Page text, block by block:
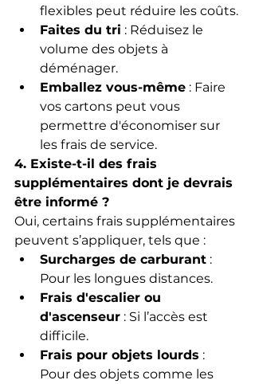
flexibles peut réduire les coûts.
Faites du tri : Réduisez le
volume des objets à
déménager.
Emballez vous-même : Faire
vos cartons peut vous
permettre d'économiser sur
les frais de service.
4. Existe-t-il des frais
supplémentaires dont je devrais
être informé ?
Oui, certains frais supplémentaires
peuvent s’appliquer, tels que :
Surcharges de carburant :
Pour les longues distances.
Frais d'escalier ou
d'ascenseur : Si l’accès est
difficile.
Frais pour objets lourds :
Pour des objets comme les